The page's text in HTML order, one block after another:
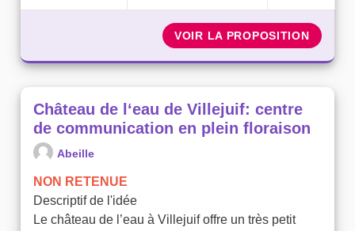
VOIR LA PROPOSITION
Château de l‘eau de Villejuif: centre
de communication en plein floraison
Abeille
NON RETENUE
Descriptif de l'idée
Le château de l’eau à Villejuif offre un très petit